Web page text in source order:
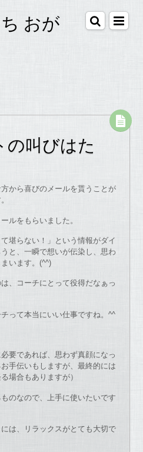
おが
の叫びはた
から喜びのメールを貰うことが
ルをもらいました。
堪らない！」という情報がダイ
と、一瞬で想いが伝染し、思わ
います。(^^)
、コーチにとって役得だなぁっ
って本当にいい仕事ですね。^^
要であれば、思わず真顔になっ
手伝いもしますが、最終的には
場合もありますが）
のなので、上手に使いたいです
は、リラックスがとても大切で